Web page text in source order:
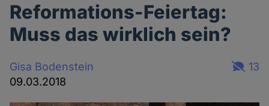
Reformations-Feiertag:
Muss das wirklich sein?
Gisa Bodenstein
09.03.2018
13